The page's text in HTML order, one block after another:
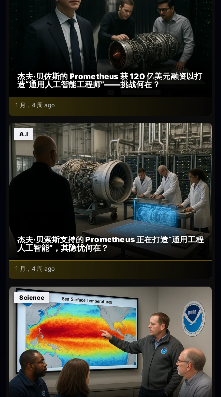
杰夫·贝佐斯的 Prometheus 获 120 亿美元融资以打
造“通用人工智能工程师”——挑战何在？
1 月，4 周 ago
A.I
杰夫·贝索斯支持的 Prometheus 正在打造“通用工程
人工智能”，其隐忧何在？
1 月，4 周 ago
Science